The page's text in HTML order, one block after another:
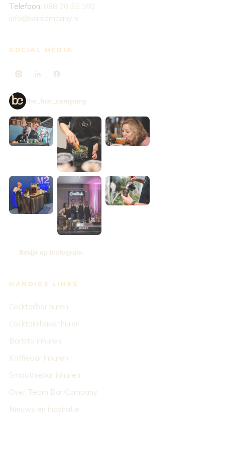
Telefoon: 088 20 35 100
info@barcompany.nl
SOCIAL MEDIA
the_bar_company
Bekijk op Instagram
HANDIGE LINKS
Cocktailbar huren
Cocktailshaker huren
Barista inhuren
Koffiebar inhuren
Smoothiebar inhuren
Over Team Bar Company
Nieuws en inspiratie